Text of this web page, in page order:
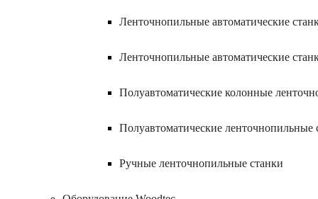
Ленточнопильные автоматические
Ленточнопильные автоматические
Полуавтоматические колонные
Полуавтоматические ленточнопильные
Ручные ленточнопильные станки